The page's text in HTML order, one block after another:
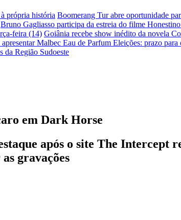
própria história Boomerang Tur abre oportunidade
Bruno Gagliasso participa da estreia do filme
feira (14) Goiânia recebe show inédito da novela
Malbec Eau de Parfum Eleições: prazo para
da Região Sudoeste
em Dark Horse
após o site The Intercept
gravações